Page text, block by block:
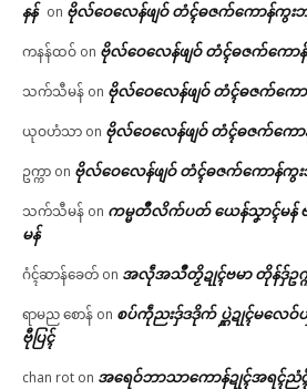
နန် on ဗိုလ်ဝေလေန်ဖျဝ် တံၚ်ဓဇက်ကောန်ကွး
ကနန်ထဝ် on ဗိုလ်ဝေလေန်ဖျဝ် တံၚ်ဓဇက်ကော
သက်သီမန် on ဗိုလ်ဝေလေန်ဖျဝ် တံၚ်ဓဇက်ကေ
ယုဝဟံသာ on ဗိုလ်ဝေလေန်ဖျဝ် တံၚ်ဓဇက်ကေ
ဥက္ကာ on ဗိုလ်ဝေလေန်ဖျဝ် တံၚ်ဓဇက်ကောန်ကွ
သက်သီမန် on ကမ္မတဳလိက်ပတ် ယေန်သၞာၚ်မန်
မန်
ဂံၚ်ဆာန်ခေတ် on အလဵုအသဳတၟိဍုၚ်ဗမာ တိုန်ဒှ်ဥက္က
ရာမည စောန် on စပ်ကဵုညးဒှ်ဒဒိုက် ပ္ဋဲဍုၚ်မလေဝ်
ဗီုပြၚ်
chan rot on အရေဝ်ဘာသာကောန်ဍုၚ်အရၚ်ညံ